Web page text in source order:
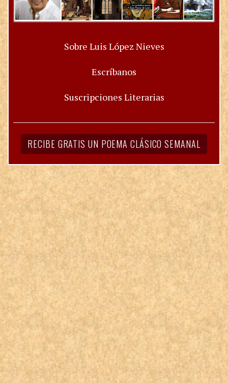
Sobre Luis López Nieves
Escríbanos
Suscripciones Literarias
RECIBE GRATIS UN POEMA CLÁSICO SEMANAL